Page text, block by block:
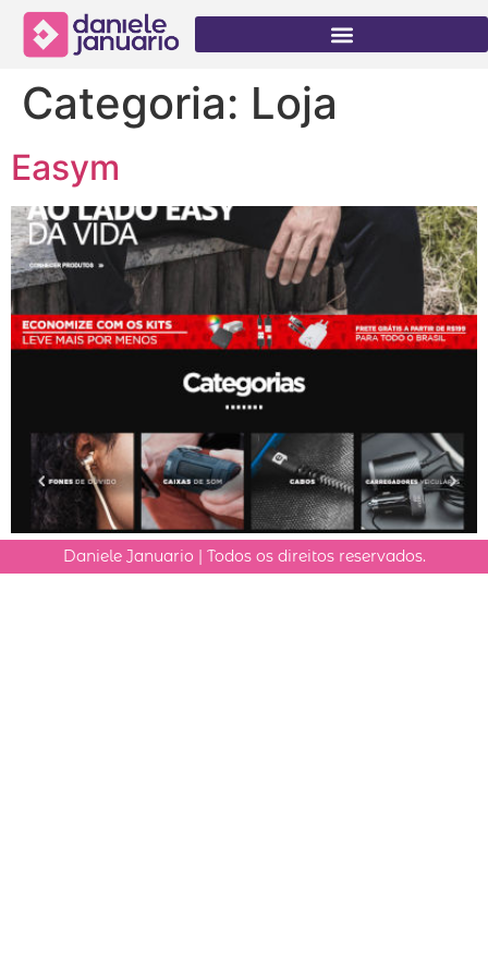
Categoria: Loja
Easym
Daniele Januario | Todos os direitos reservados.